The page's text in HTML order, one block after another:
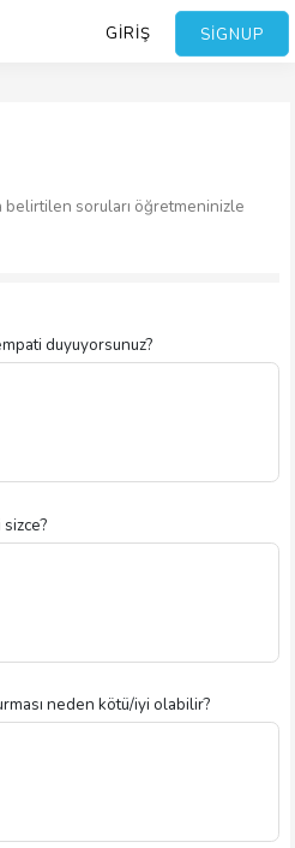
GIRIŞ SIGNUP
belirtilen soruları öğretmeninizle
duyuyorsunuz?
neden kötü/iyi olabilir?